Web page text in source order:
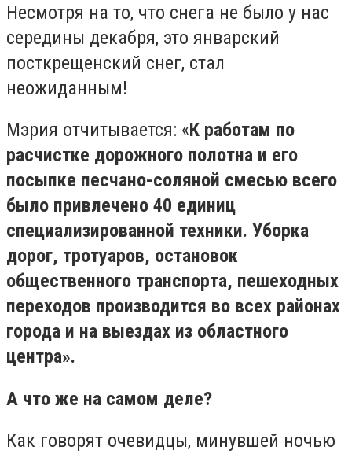
Несмотря на то, что снега не было у нас
середины декабря, это январский
посткрещенский снег, стал
неожиданным!
Мэрия отчитывается: «К работам по
расчистке дорожного полотна и его
посыпке песчано-соляной смесью всего
было привлечено 40 единиц
специализированной техники. Уборка
дорог, тротуаров, остановок
общественного транспорта, пешеходных
переходов производится во всех районах
города и на выездах из областного
центра».
А что же на самом деле?
Как говорят очевидцы, минувшей ночью